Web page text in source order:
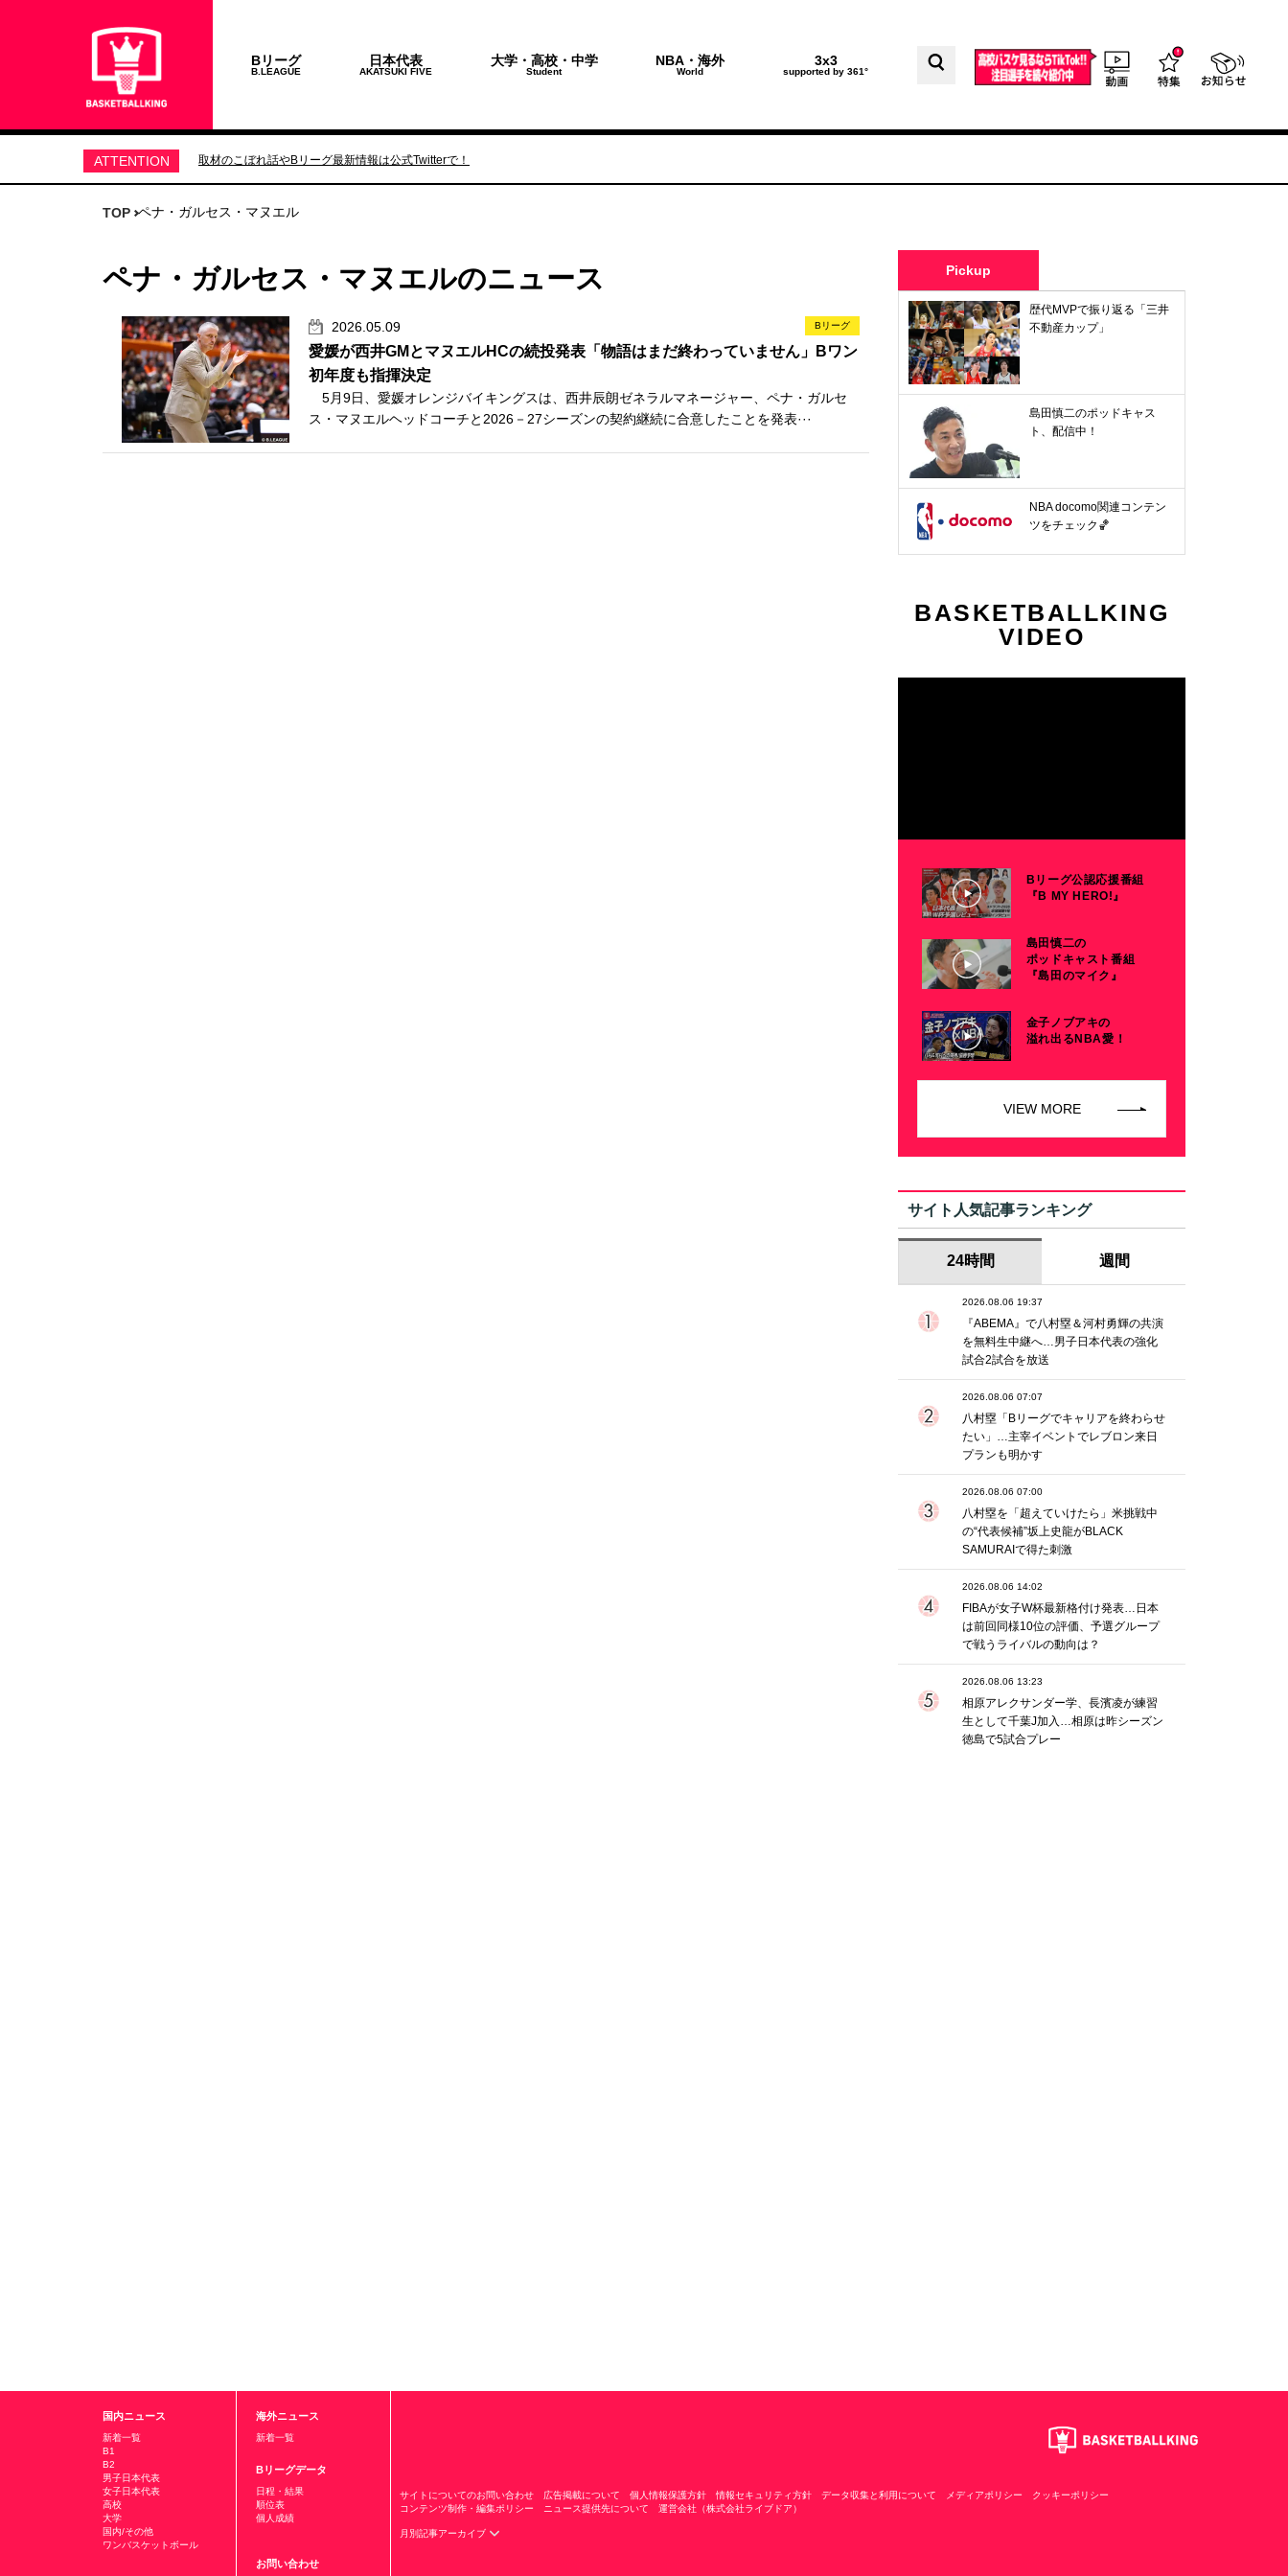
Bリーグ
B.LEAGUE
日本代表
AKATSUKI FIVE
大学・高校・中学
Student
NBA・海外
World
3x3
supported by 361°
ATTENTION 取材のこぼれ話やBリーグ最新情報は公式Twitterで！
TOP ペナ・ガルセス・マヌエル
ペナ・ガルセス・マヌエルのニュース
Bリーグ
2026.05.09
愛媛が西井GMとマヌエルHCの続投発表「物語はまだ終わっていません」Bワン
初年度も指揮決定
5月9日、愛媛オレンジバイキングスは、西井辰朗ゼネラルマネージャー、ペナ・ガルセ
ス・マヌエルヘッドコーチと2026－27シーズンの契約継続に合意したことを発表···
Pickup
歴代MVPで振り返る「三井
不動産カップ」
島田慎二のポッドキャス
ト、配信中！
NBA docomo関連コンテン
ツをチェック🏀
BASKETBALLKING
VIDEO
Bリーグ公認応援番組
『B MY HERO!』
島田慎二の
ポッドキャスト番組
『島田のマイク』
金子ノブアキの
溢れ出るNBA愛！
VIEW MORE
サイト人気記事ランキング
24時間 週間
2026.08.06 19:37
『ABEMA』で八村塁＆河村勇輝の共演
を無料生中継へ…男子日本代表の強化
試合2試合を放送
2026.08.06 07:07
八村塁「Bリーグでキャリアを終わらせ
たい」…主宰イベントでレブロン来日
プランも明かす
2026.08.06 07:00
八村塁を「超えていけたら」米挑戦中
の“代表候補”坂上史龍がBLACK
SAMURAIで得た刺激
2026.08.06 14:02
FIBAが女子W杯最新格付け発表…日本
は前回同様10位の評価、予選グループ
で戦うライバルの動向は？
2026.08.06 13:23
相原アレクサンダー学、長濱凌が練習
生として千葉J加入…相原は昨シーズン
徳島で5試合プレー
国内ニュース
新着一覧
B1
B2
男子日本代表
女子日本代表
高校
大学
国内/その他
ワンバスケットボール
海外ニュース
新着一覧
Bリーグデータ
日程・結果
順位表
個人成績
お問い合わせ
サイトについてのお問い合わせ 広告掲載について 個人情報保護方針 情報セキュリティ方針 データ収集と利用について メディアポリシー
クッキーポリシー
コンテンツ制作・編集ポリシー
ニュース提供先について 運営会社（株式会社ライブドア）
月別記事アーカイブ